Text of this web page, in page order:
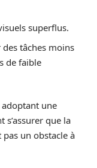
superflus.
tâches moins
de faible
adoptant une
que la
pas un obstacle à